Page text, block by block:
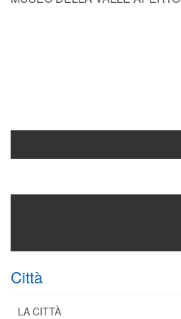
Città
LA CITTÀ